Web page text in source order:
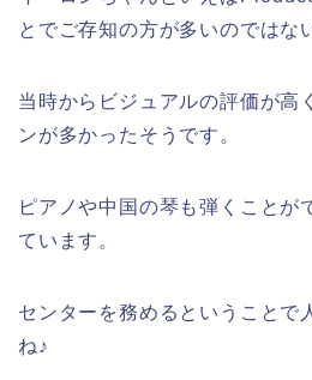
とでご存知の方が多いのではな
当時からビジュアルの評価が高
ンが多かったそうです。
ピアノや中国の琴も弾くことが
ています。
センターを務めるということで
ね♪